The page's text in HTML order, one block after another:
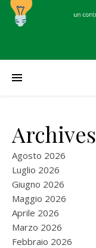
Archives
Agosto 2026
Luglio 2026
Giugno 2026
Maggio 2026
Aprile 2026
Marzo 2026
Febbraio 2026